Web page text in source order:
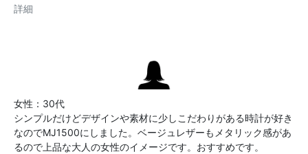
詳細
女性：30代
シンプルだけどデザインや素材に少しこだわりがある時計が好き
なのでMJ1500にしました。ベージュレザーもメタリック感があ
るので上品な大人の女性のイメージです。おすすめです。